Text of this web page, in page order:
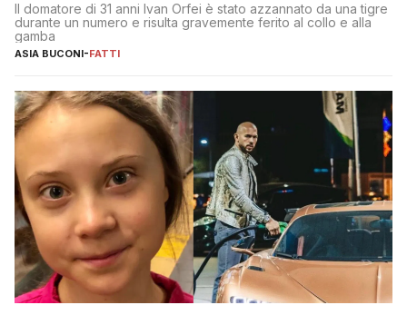
Il domatore di 31 anni Ivan Orfei è stato azzannato da una tigre
durante un numero e risulta gravemente ferito al collo e alla
gamba
ASIA BUCONI-FATTI